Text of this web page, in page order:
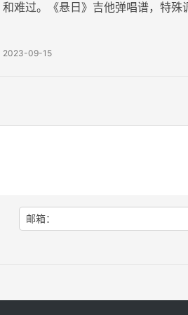
和难过。《悬日》吉他弹唱谱，特
2023-09-15
邮箱：